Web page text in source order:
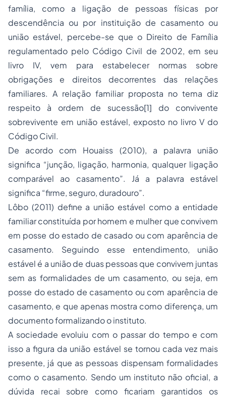
família, como a ligação de pessoas físicas por
descendência ou por instituição de casamento ou
união estável, percebe-se que o Direito de Família
regulamentado pelo Código Civil de 2002, em seu
livro IV, vem para estabelecer normas sobre
obrigações e direitos decorrentes das relações
familiares. A relação familiar proposta no tema diz
respeito à ordem de sucessão[1] do convivente
sobrevivente em união estável, exposto no livro V do
Código Civil.
De acordo com Houaiss (2010), a palavra união
significa “junção, ligação, harmonia, qualquer ligação
comparável ao casamento”. Já a palavra estável
significa “firme, seguro, duradouro”.
Lôbo (2011) define a união estável como a entidade
familiar constituída por homem e mulher que convivem
em posse do estado de casado ou com aparência de
casamento. Seguindo esse entendimento, união
estável é a união de duas pessoas que convivem juntas
sem as formalidades de um casamento, ou seja, em
posse do estado de casamento ou com aparência de
casamento, e que apenas mostra como diferença, um
documento formalizando o instituto.
A sociedade evoluiu com o passar do tempo e com
isso a figura da união estável se tornou cada vez mais
presente, já que as pessoas dispensam formalidades
como o casamento. Sendo um instituto não oficial, a
dúvida recai sobre como ficariam garantidos os